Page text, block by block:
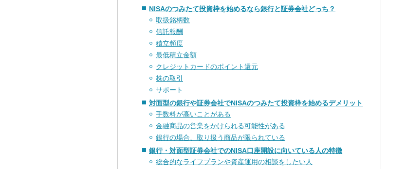
NISAのつみたて投資枠を始めるなら銀行と証券会社どっち？
取扱銘柄数
信託報酬
積立頻度
最低積立金額
クレジットカードのポイント還元
株の取引
サポート
対面型の銀行や証券会社でNISAのつみたて投資枠を始めるデメリット
手数料が高いことがある
金融商品の営業をかけられる可能性がある
銀行の場合、取り扱う商品が限られている
銀行・対面型証券会社でのNISA口座開設に向いている人の特徴
総合的なライフプランや資産運用の相談をしたい人